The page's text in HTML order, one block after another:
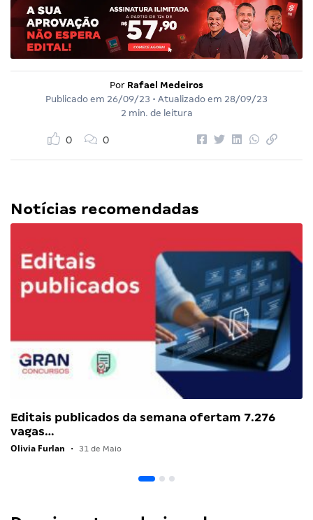
Por Rafael Medeiros
Publicado em 26/09/23 • Atualizado em 28/09/23
2 min. de leitura
0 0
Notícias recomendadas
Editais publicados da semana ofertam 7.276
vagas…
Olivia Furlan • 31 de Maio